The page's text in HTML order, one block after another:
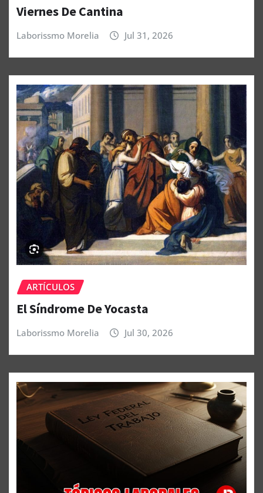
Viernes De Cantina
Laborissmo Morelia Jul 31, 2026
ARTÍCULOS
El Síndrome De Yocasta
Laborissmo Morelia Jul 30, 2026